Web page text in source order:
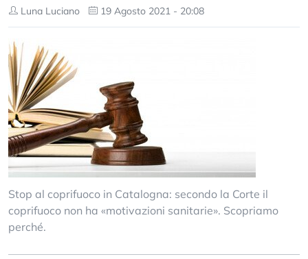
Luna Luciano 19 Agosto 2021 - 20:08
Stop al coprifuoco in Catalogna: secondo la Corte il
coprifuoco non ha «motivazioni sanitarie». Scopriamo
perché.